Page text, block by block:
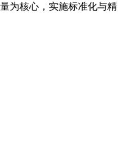
为核心，实施标准化与精